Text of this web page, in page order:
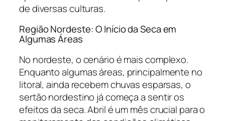
de diversas culturas.
Região Nordeste: O Início da Seca em
Algumas Áreas
No nordeste, o cenário é mais complexo.
Enquanto algumas áreas, principalmente no
litoral, ainda recebem chuvas esparsas, o
sertão nordestino já começa a sentir os
efeitos da seca. Abril é um mês crucial para o